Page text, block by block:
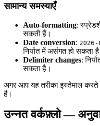
सामान्य समस्याएँ
Auto-formatting:
सकती हैं।
Date conversion: 2026-
निर्यात में असंगत हो सकता
Delimiter changes:
सकता है।
अगर आप यह तरीका इस्तेमाल करते
है।
उन्नत वर्कफ़्लो —